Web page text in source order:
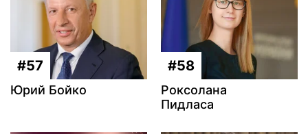
#57
Юрий Бойко
#58
Роксолана
Пидласа